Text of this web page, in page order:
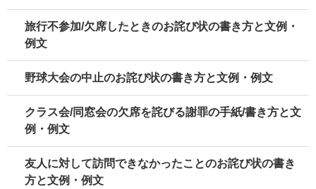
旅行不参加/欠席したときのお詫び状の書き方と文例・
例文
野球大会の中止のお詫び状の書き方と文例・例文
クラス会/同窓会の欠席を詫びる謝罪の手紙/書き方と文
例・例文
友人に対して訪問できなかったことのお詫び状の書き
方と文例・例文